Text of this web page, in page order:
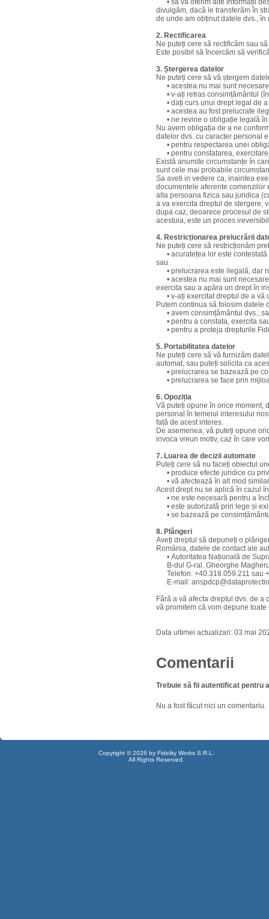
• să vă oferim alte informații
divulgăm, dacă le transferăm în
de unde am obținut datele dvs.,
2. Rectificarea
Ne puteți cere să rectificăm sau
Este posibil să încercăm să
3. Ștergerea datelor
Ne puteți cere să vă ștergem
• acestea nu mai sunt
• v-ați retras consimțământul
• dați curs unui drept legal de a
• acestea au fost prelucrate
• ne revine o obligație legală în
Nu avem obligația de a ne
datelor dvs. cu caracter personal
• pentru respectarea unei
• pentru constatarea,
Există anumite circumstanțe în
sunt cele mai probabile
Sa aveti in vedere ca, inaintea
documentele aferente comenzilor
alta persoana fizica sau juridica
a va exercita dreptul de stergere,
dupa caz, deoarece procesul de
acestuia, este un proces
4. Restricționarea prelucrării
Ne puteți cere să restricționăm
• acuratețea lor este contestată
sau
• prelucrarea este ilegală, dar
• acestea nu mai sunt necesare
exercita sau a apăra un drept în
• v-ați exercitat dreptul de a vă
Putem continua să folosim datele
• avem consimțământul dvs.;
• pentru a constata, exercita
• pentru a proteja drepturile
5. Portabilitatea datelor
Ne puteți cere să vă furnizăm
automat, sau puteți solicita ca
• prelucrarea se bazează pe
• prelucrarea se face prin
6. Opoziția
Vă puteți opune în orice moment,
personal în temeiul interesului
față de acest interes.
De asemenea, vă puteți opune
invoca vreun motiv, caz în care
7. Luarea de decizii automate
Puteți cere să nu faceți obiectul
• produce efecte juridice cu
• vă afectează în alt mod
Acest drept nu se aplică în cazul
• ne este necesară pentru a
• este autorizată prin lege și
• se bazează pe
8. Plângeri
Aveți dreptul să depuneți o
România, datele de contact ale
• Autoritatea Națională de
B-dul G-ral. Gheorghe Magheru
Telefon: +40.318.059.211 sau
E-mail:
Fără a vă afecta dreptul dvs. de
vă promitem că vom depune
Data ultimei actualizari: 03 mai
Comentarii
Trebuie să fii autentificat pentru
Nu a fost făcut nici un comentariu.
Copyright © 2026 by Fidelity Works S.R.L.
All Rights Reserved.